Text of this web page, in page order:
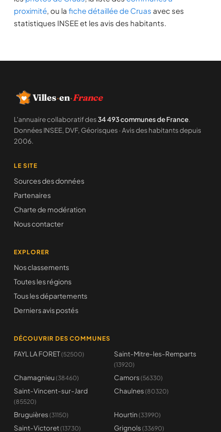
proximité, ou la fiche détaillée de Cruas avec ses
statistiques INSEE et les avis des habitants.
Villes·en·France
L'annuaire collaboratif des34 493 communes de France.
Données INSEE, DVF, Géorisques · Avis des habitants depuis
2006.
LE SITE
Sources des données
Partenaires
Charte de modération
Nous contacter
EXPLORER
Nos classements
Toutes les régions
Tous les départements
Derniers avis postés
DÉCOUVRIR DES COMMUNES
FAYL LA FORET(52500) Saint-Mitre-les-Remparts
(13920)
Chamagnieu (38460) Camors (56330)
Saint-Vincent-sur-Jard
(85520)
Chaulnes (80320)
Bruguières (31150) Hourtin (33990)
Saint-Victoret(13730) Grignols (33690)